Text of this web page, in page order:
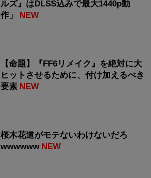
ルズ』はDLSS込みで最大1440p動
作」
NEW
【命題】『FF6リメイク』を絶対に大
ヒットさせるために、付け加えるべき
要素 NEW
桜木花道がモテないわけないだろ
wwwwww NEW